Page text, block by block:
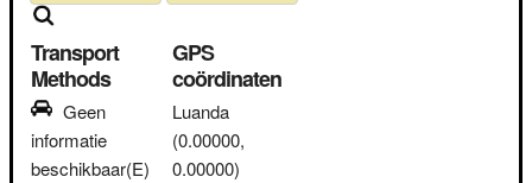
Transport
Methods
Geen
informatie
beschikbaar(E)
GPS
coördinaten
Luanda
(0.00000,
0.00000)